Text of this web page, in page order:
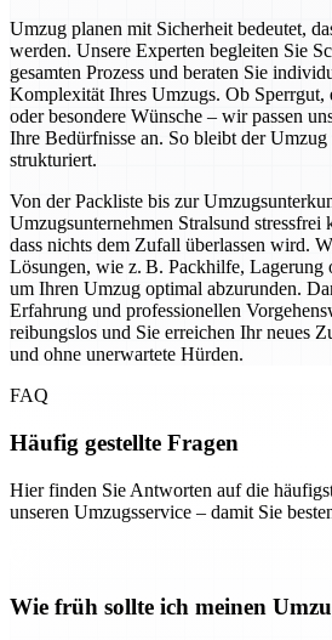
Umzug planen mit Sicherheit bedeutet,
werden. Unsere Experten begleiten Sie
gesamten Prozess und beraten Sie
Komplexität Ihres Umzugs. Ob Sperrgut,
oder besondere Wünsche – wir passen
Ihre Bedürfnisse an. So bleibt der
strukturiert.
Von der Packliste bis zur
Umzugsunternehmen Stralsund stressfrei
dass nichts dem Zufall überlassen wird.
Lösungen, wie z. B. Packhilfe, Lagerung
um Ihren Umzug optimal abzurunden.
Erfahrung und professionellen
reibungslos und Sie erreichen Ihr neues
und ohne unerwartete Hürden.
FAQ
Häufig gestellte Fragen
Hier finden Sie Antworten auf die
unseren Umzugsservice – damit Sie
Wie früh sollte ich meinen